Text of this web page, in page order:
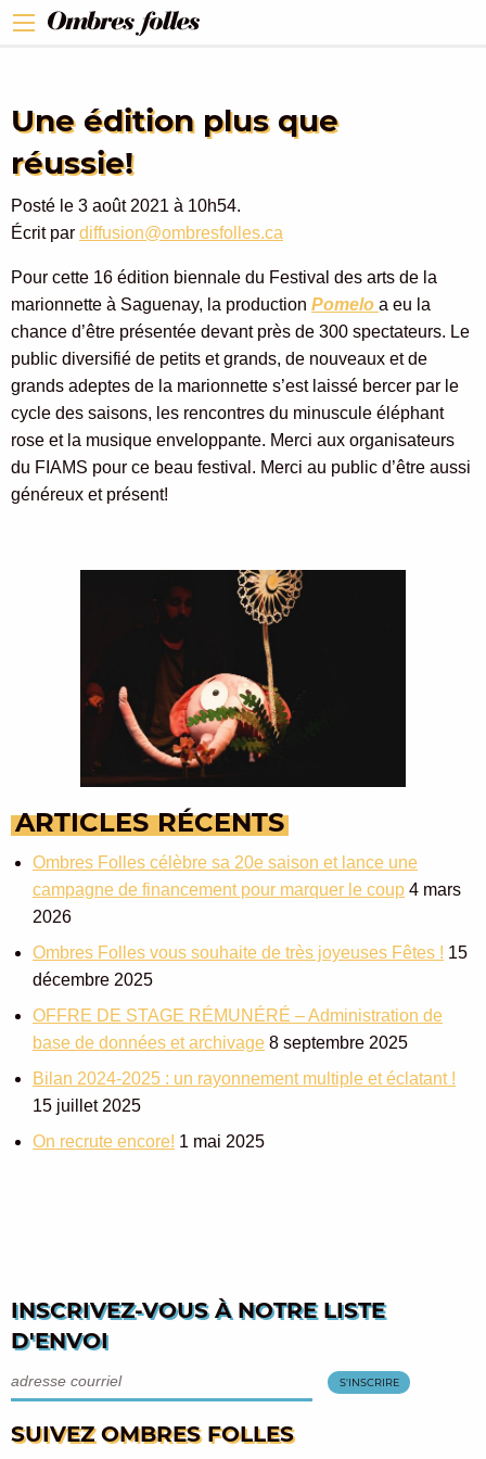
Une édition plus que
réussie!
Posté le 3 août 2021 à 10h54.
Écrit par diffusion@ombresfolles.ca
Pour cette 16 édition biennale du Festival des arts de la
marionnette à Saguenay, la production Pomelo a eu la
chance d’être présentée devant près de 300 spectateurs. Le
public diversifié de petits et grands, de nouveaux et de
grands adeptes de la marionnette s’est laissé bercer par le
cycle des saisons, les rencontres du minuscule éléphant
rose et la musique enveloppante. Merci aux organisateurs
du FIAMS pour ce beau festival. Merci au public d’être aussi
généreux et présent!
ARTICLES RÉCENTS
Ombres Folles célèbre sa 20e saison et lance une
campagne de financement pour marquer le coup 4 mars
2026
Ombres Folles vous souhaite de très joyeuses Fêtes ! 15
décembre 2025
OFFRE DE STAGE RÉMUNÉRÉ – Administration de
base de données et archivage 8 septembre 2025
Bilan 2024-2025 : un rayonnement multiple et éclatant !
15 juillet 2025
On recrute encore! 1 mai 2025
INSCRIVEZ-VOUS À NOTRE LISTE
D'ENVOI
SUIVEZ OMBRES FOLLES